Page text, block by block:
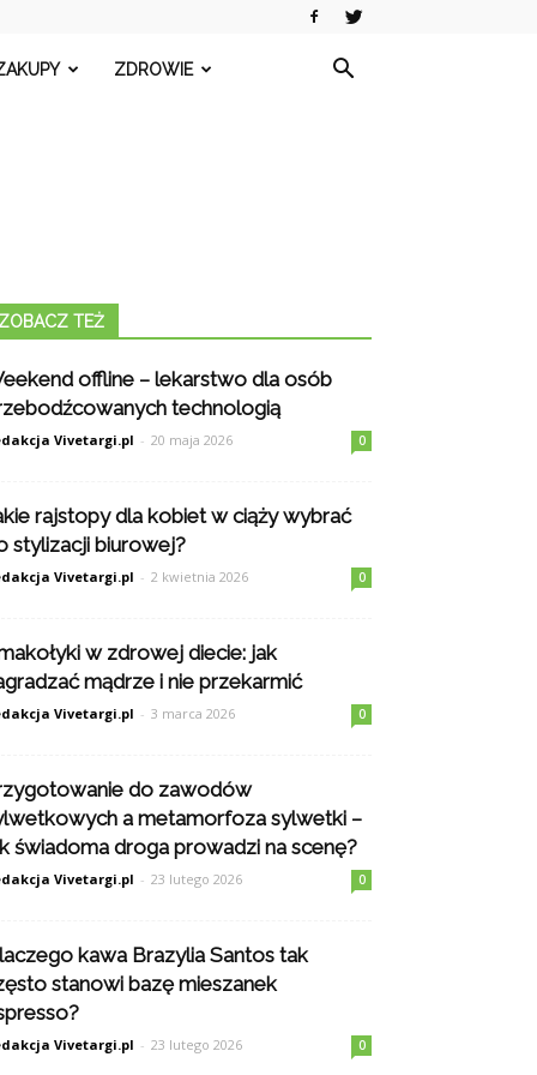
ZDROWIE
ZOBACZ TEŻ
offline – lekarstwo dla osób
technologią
Vivetargi.pl - 20 maja 2026 0
rajstopy dla kobiet w ciąży wybrać
stylizacji biurowej?
Vivetargi.pl - 2 kwietnia 2026 0
w zdrowej diecie: jak
mądrze i nie przekarmić
Vivetargi.pl - 3 marca 2026 0
do zawodów
a metamorfoza sylwetki –
świadoma droga prowadzi na scenę?
Vivetargi.pl - 23 lutego 2026 0
kawa Brazylia Santos tak
stanowi bazę mieszanek
Vivetargi.pl - 23 lutego 2026 0